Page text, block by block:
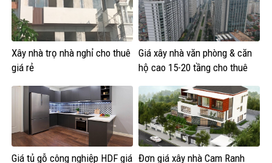
Xây nhà trọ nhà nghỉ cho thuê
giá rẻ
Giá xây nhà văn phòng & căn
hộ cao 15-20 tầng cho thuê
Giá tủ gỗ công nghiệp HDF giá Đơn giá xây nhà Cam Ranh